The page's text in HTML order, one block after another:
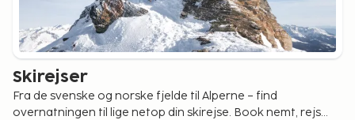
Skirejser
Fra de svenske og norske fjelde til Alperne – find
overnatningen til lige netop din skirejse. Book nemt, rejs